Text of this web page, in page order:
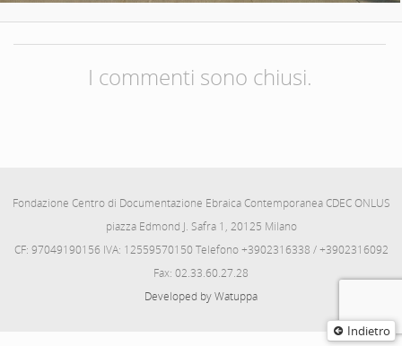
Indietro
I commenti sono chiusi.
Fondazione Centro di Documentazione Ebraica Contemporanea CDEC ONLUS
piazza Edmond J. Safra 1, 20125 Milano
CF: 97049190156 IVA: 12559570150 Telefono +3902316338 / +3902316092
Fax: 02.33.60.27.28
Developed by Watuppa